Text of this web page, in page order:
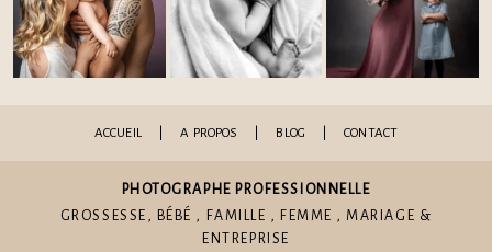
ACCUEIL A PROPOS BLOG CONTACT
PHOTOGRAPHE PROFESSIONNELLE
GROSSESSE , BÉBÉ , FAMILLE , FEMME ,MARIAGE &
ENTREPRISE